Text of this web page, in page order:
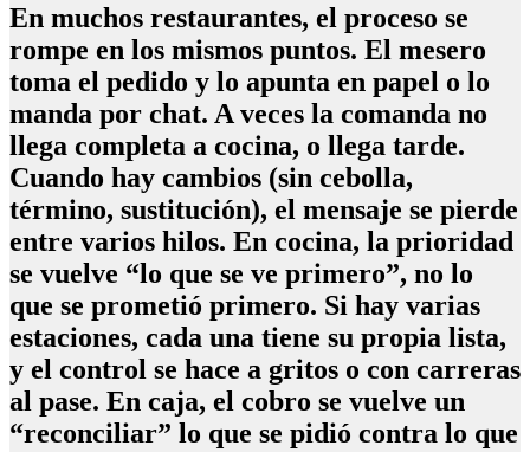
En muchos restaurantes, el proceso se
rompe en los mismos puntos. El mesero
toma el pedido y lo apunta en papel o lo
manda por chat. A veces la comanda no
llega completa a cocina, o llega tarde.
Cuando hay cambios (sin cebolla,
término, sustitución), el mensaje se pierde
entre varios hilos. En cocina, la prioridad
se vuelve “lo que se ve primero”, no lo
que se prometió primero. Si hay varias
estaciones, cada una tiene su propia lista,
y el control se hace a gritos o con carreras
al pase. En caja, el cobro se vuelve un
“reconciliar” lo que se pidió contra lo que